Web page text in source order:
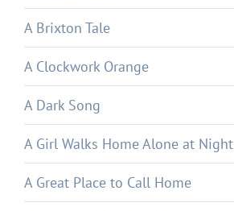
A Brixton Tale
A Clockwork Orange
A Dark Song
A Girl Walks Home Alone at Night
A Great Place to Call Home